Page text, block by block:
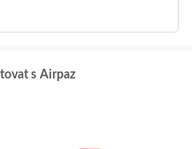
s Airpaz